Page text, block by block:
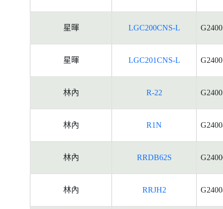
星暉 LGC200CNS-L
星暉 LGC201CNS-L
林內 R-22
林內 R1N
林內 RRDB62S
林內 RRJH2